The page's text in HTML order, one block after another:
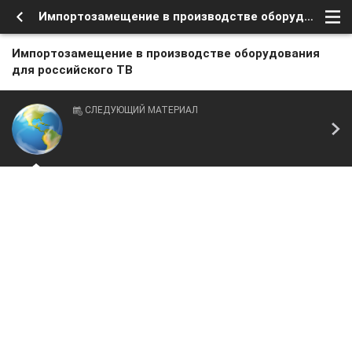
Импортозамещение в производстве оборудования для российского ТВ
Импортозамещение в производстве оборудования
для российского ТВ
СЛЕДУЮЩИЙ МАТЕРИАЛ